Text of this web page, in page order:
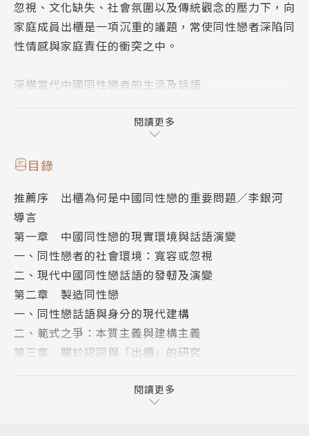
忽視、文化缺失、社會氛圍以及傳統觀念的壓力下，向
家庭成員出櫃是一項沉重的議題，常使同性戀者深陷同
性情感與家庭責任的衝突之中。
深描當代中國同性戀者的生活及話語
《認同而不出櫃》懸置各種先入之見的污名、標籤和想
像，結合文獻資料、參與觀察和訪談等研究方法，從個
態。微觀層面涉及同性戀個體的情與性；中觀層面論述
同性戀婚姻（同直婚與形式婚）、家庭出櫃的代際矛盾
與文化衝突；宏觀層面則討論同性戀運動的各種形式。
王晴鋒試圖在同性戀身分認同的基礎上關注家庭出櫃問
題，並解析中國同性戀社群為什麼傾向於「認同而不出
櫃」。
作者簡介
閱讀更多
目錄
推薦序 出櫃為何是中國同性戀的重要問題／李銀河
導言
第一章 中國同性戀的現實環境與話語演變
一、同性戀者的社會環境：寬容或忽視
二、現代中國同性戀話語的發軔及演變
第二章 製造同性戀
一、同性戀話語與身分的現代建構
二、範式之爭：本質主義與建構主義
第三章 關於認同與「出櫃」的研究
二、「出櫃」的經驗研究
第四章 生存狀態與呈現方式
閱讀更多